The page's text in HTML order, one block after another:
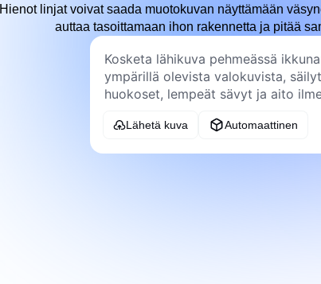
Hienot linjat voivat saada muotokuvan näyttämään
auttaa tasoittamaan ihon rakennetta ja pitää
Lähetä kuva Automaattinen